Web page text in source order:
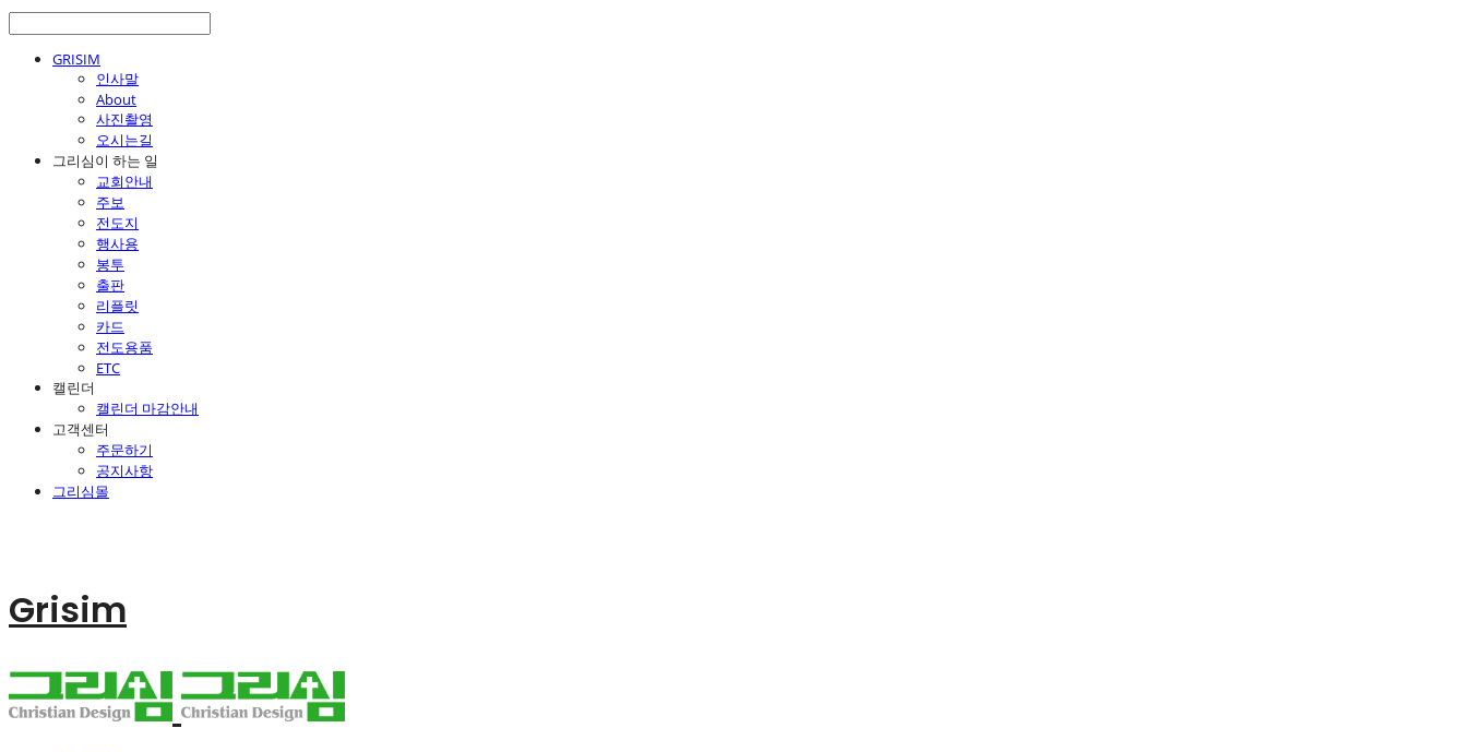
GRISIM
인사말
About
사진촬영
오시는길
그리심이 하는 일
교회안내
주보
전도지
행사용
봉투
출판
리플릿
카드
전도용품
ETC
캘린더
캘린더 마감안내
고객센터
주문하기
공지사항
그리심몰
Grisim